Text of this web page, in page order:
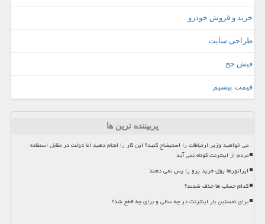
خرید و فروش خودرو
طراحی سایت
فیش حج
قیمت بیسیم
پربیننده ترین ها
می خواهید وزیر ارتباطات را استیضاح کنید؟ این کار را انجام دهید اما دولت در مقابل استفاده
مردم از اینترنت کوتاه نمی آید
اپراتورها پول خرید پرو را پس نمی دهند
کدام حساب ها حذف شدند؟
برای نخستین بار اینترنت در چه سالی و برای چه قطع شد؟